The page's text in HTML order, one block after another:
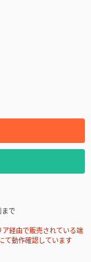
で
経由で販売されている端
て動作確認しています